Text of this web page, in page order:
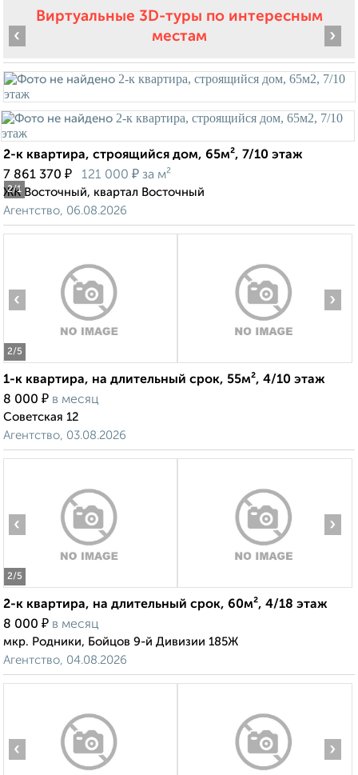
Виртуальные 3D-туры по интересным
местам
2/1
‹ ›
2-к квартира, строящийся дом, 65м², 7/10 этаж
7 861 370 ₽ 121 000 ₽ за м²
ЖК Восточный, квартал Восточный
Агентство, 06.08.2026
2/5
‹ ›
1-к квартира, на длительный срок, 55м², 4/10 этаж
8 000 ₽ в месяц
Советская 12
Агентство, 03.08.2026
2/5
‹ ›
2-к квартира, на длительный срок, 60м², 4/18 этаж
8 000 ₽ в месяц
мкр. Родники, Бойцов 9-й Дивизии 185Ж
Агентство, 04.08.2026
‹ ›